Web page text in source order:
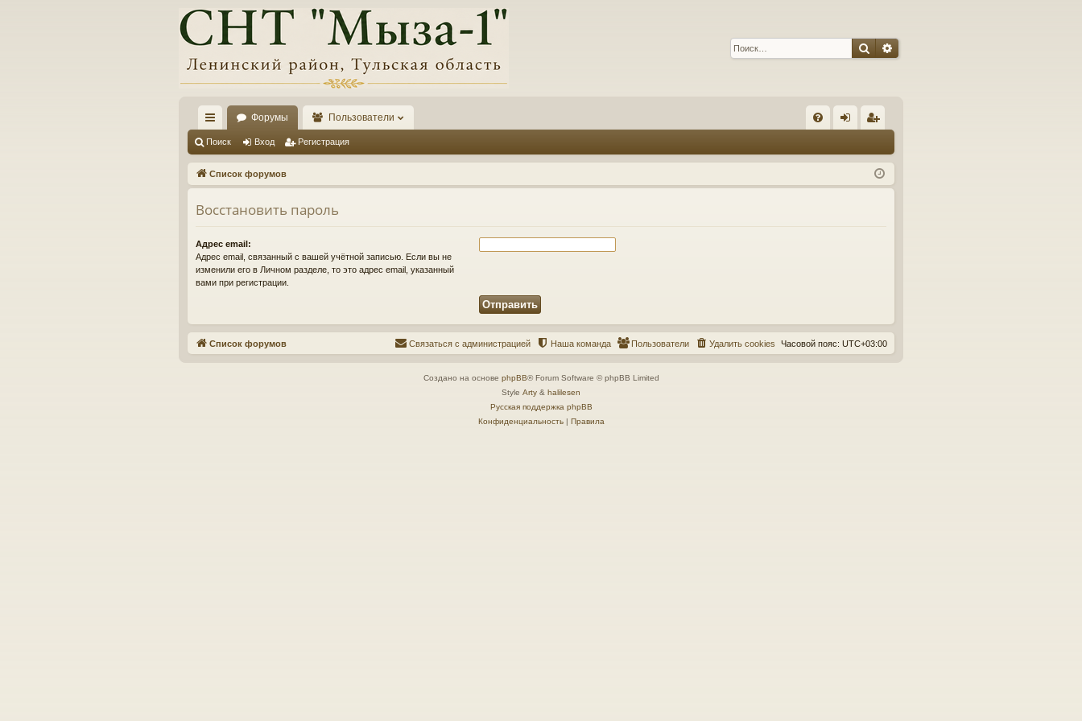
ПоискРасширенный поиск
с
ы
лк
и
Форумы Пользователи
Q д ис
тр
Поиск Вход Регистрация
Список форумов
Восстановить пароль
Адрес email:
Адрес email, связанный с вашей учётной записью. Если вы не
изменили его в Личном разделе, то это адрес email, указанный
вами при регистрации.
Список форумов Часовой пояс: UTC+03:00
Удалить cookies
Пользователи
Наша команда
Связаться с администрацией
Создано на основе phpBB® Forum Software © phpBB Limited
Style Arty & halilesen
Русская поддержка phpBB
Конфиденциальность| Правила